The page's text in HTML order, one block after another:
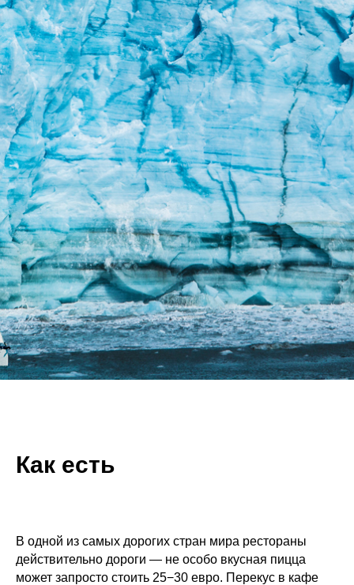
Как есть
В одной из самых дорогих стран мира рестораны
действительно дороги — не особо вкусная пицца
может запросто стоить 25−30 евро. Перекус в кафе